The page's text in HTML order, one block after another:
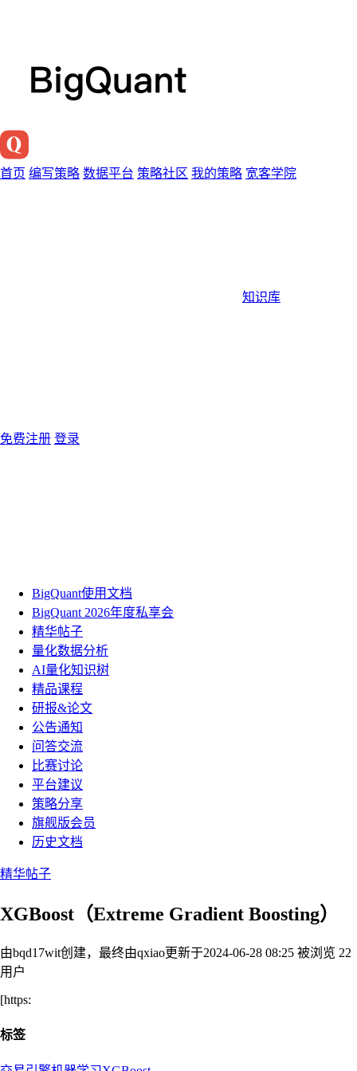
首页 编写策略 数据平台 策略社区 我的策略 宽客学院
知识库
免费注册 登录
BigQuant使用文档
BigQuant 2026年度私享会
精华帖子
量化数据分析
AI量化知识树
精品课程
研报&论文
公告通知
问答交流
比赛讨论
平台建议
策略分享
旗舰版会员
历史文档
精华帖子
XGBoost（Extreme Gradient Boosting）
由bqd17wit创建，最终由qxiao更新于2024-06-28 08:25 被浏览 22
用户
[https:
标签